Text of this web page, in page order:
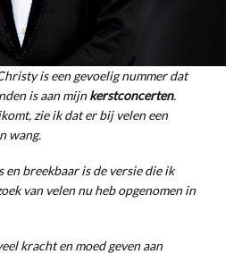
is een gevoelig nummer dat
is aan mijnkerstconcerten.
zie ik dat er bij velen een
wang.
en breekbaar is de versie die ik
van velen nu heb opgenomen in
kracht en moed geven aan